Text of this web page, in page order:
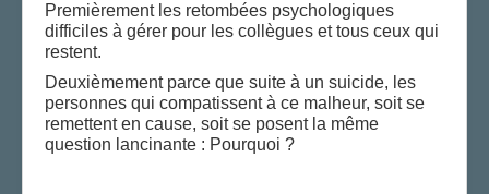
Premièrement les retombées psychologiques
difficiles à gérer pour les collègues et tous ceux qui
restent.
Deuxièmement parce que suite à un suicide, les
personnes qui compatissent à ce malheur, soit se
remettent en cause, soit se posent la même
question lancinante : Pourquoi ?